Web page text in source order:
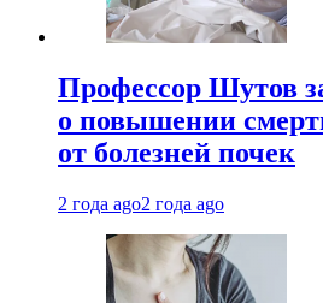
Профессор Шутов
о повышении
от болезней почек
2 года ago2 года ago